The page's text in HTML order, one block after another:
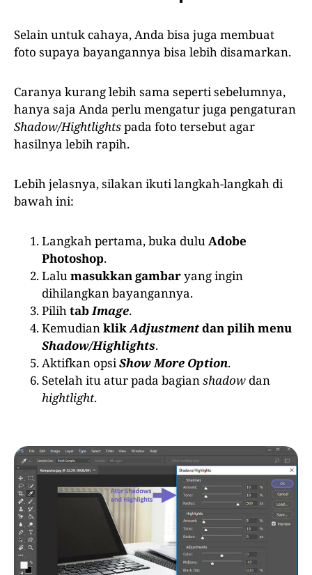
Selain untuk cahaya, Anda bisa juga membuat
foto supaya bayangannya bisa lebih disamarkan.
Caranya kurang lebih sama seperti sebelumnya,
hanya saja Anda perlu mengatur juga pengaturan
Shadow/Hightlightspada foto tersebut agar
hasilnya lebih rapih.
Lebih jelasnya, silakan ikuti langkah-langkah di
bawah ini:
Langkah pertama, buka duluAdobe
Photoshop.
Lalumasukkan gambaryang ingin
dihilangkan bayangannya.
PilihtabImage.
KemudianklikAdjustmentdan pilih menu
Shadow/Highlights.
Aktifkan opsiShow More Option.
Setelah itu atur pada bagianshadow dan
hightlight.